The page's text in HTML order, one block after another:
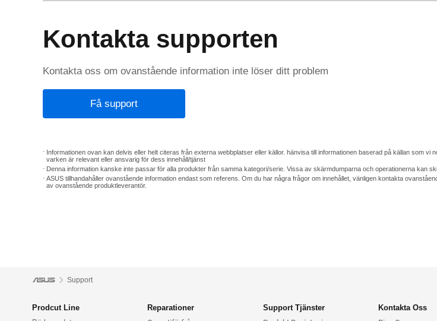
Kontakta supporten
Kontakta oss om ovanstående information inte löser ditt problem
Få support
Informationen ovan kan delvis eller helt citeras från externa webbplatser eller källor. hänvisa till informationen baserad på källan som
varken är relevant eller ansvarig för dess innehåll/tjänst
Denna information kanske inte passar för alla produkter från samma kategori/serie. Vissa av skärmdumparna och operationerna kan
ASUS tillhandahåller ovanstående information endast som referens. Om du har några frågor om innehållet, vänligen kontakta
av ovanstående produktleverantör.
Support
Prodcut Line
Reparationer
Support Tjänster
Kontakta Oss